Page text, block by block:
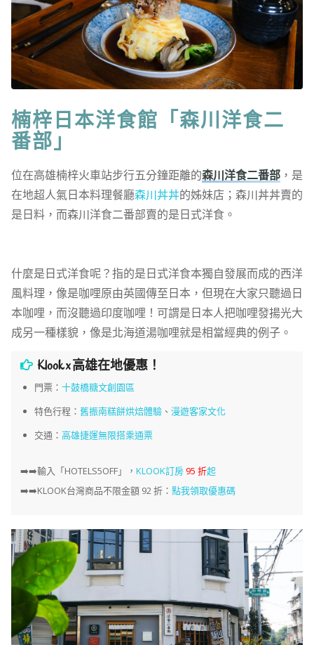
楠梓 日本洋食館「森川洋食二
番部」
位在高雄楠梓火車站步行五分鐘距離的森川洋食二番部，是
在地超人氣日本料理餐廳森川丼丼的姊妹店；森川丼丼賣的
是日料，而森川洋食二番部賣的是日式洋食。
什麼是日式洋食呢？指的是日式洋食本獨自發展而成的西洋
風料理，像是咖哩原由英國傳至日本，但現在大家只聽過日
本咖哩，而沒聽過印度咖哩！可謂是日本人把咖哩發揚光大
成另一種樣貌，像是北海道湯咖哩就是相當經典的例子。
Klook x 高雄在地優惠！
門票： 十鼓橋糖文創園區
特色行程： 舊振南糕餅烘焙體驗、 漫遊客家文化
交通： 高雄捷運無限搭乘通票
➡️➡️輸入「HOTELS5OFF」， KLOOK訂房95 折起
➡️➡️KLOOK台灣商品不限金額 92 折： 點我領取優惠碼